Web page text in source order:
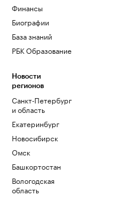
Финансы
Биографии
База знаний
РБК Образование
Новости
регионов
Санкт-Петербург
и область
Екатеринбург
Новосибирск
Омск
Башкортостан
Вологодская
область